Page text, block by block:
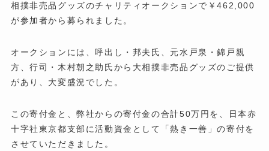
相撲非売品グッズのチャリティオークションで￥462,000
が参加者から募られました。
オークションには、呼出し・邦夫氏、元水戸泉・錦戸親
方、行司・木村朝之助氏から大相撲非売品グッズのご提供
があり、大変盛況でした。
この寄付金と、弊社からの寄付金の合計50万円を、日本赤
十字社東京都支部に活動資金として「熱き一善」の寄付を
させていただきました。